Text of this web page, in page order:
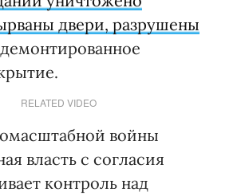
двери, разрушены
RELATED VIDEO
войны
власть с согласия
контроль над